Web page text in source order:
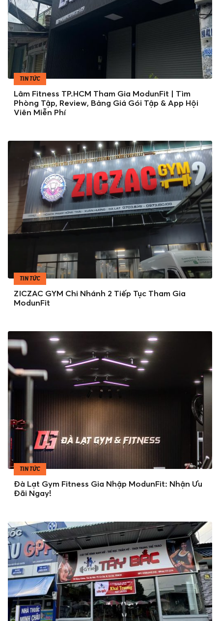
TIN TỨC
Lâm Fitness TP.HCM Tham Gia ModunFit | Tìm
Phòng Tập, Review, Bảng Giá Gói Tập & App Hội
Viên Miễn Phí
TIN TỨC
ZICZAC GYM Chi Nhánh 2 Tiếp Tục Tham Gia
ModunFit
TIN TỨC
Đà Lạt Gym Fitness Gia Nhập ModunFit: Nhận Ưu
Đãi Ngay!